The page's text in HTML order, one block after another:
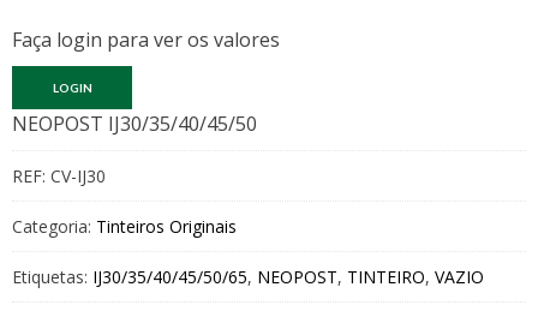
Faça login para ver os valores
LOGIN
NEOPOST IJ30/35/40/45/50
REF: CV-IJ30
Categoria: Tinteiros Originais
Etiquetas: IJ30/35/40/45/50/65, NEOPOST, TINTEIRO, VAZIO